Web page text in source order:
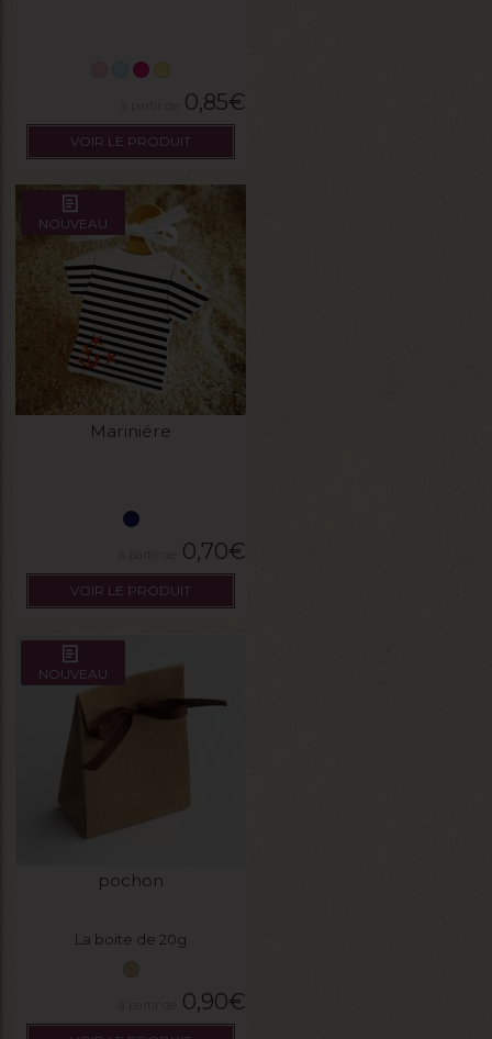
0,85€
VOIR LE PRODUIT
NOUVEAU
Mariniére
0,70€
VOIR LE PRODUIT
NOUVEAU
pochon
La boite de 20g
0,90€